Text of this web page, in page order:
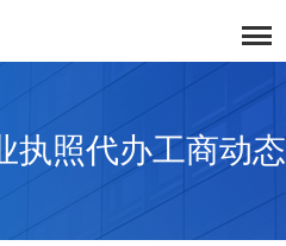
执照代办工商动态